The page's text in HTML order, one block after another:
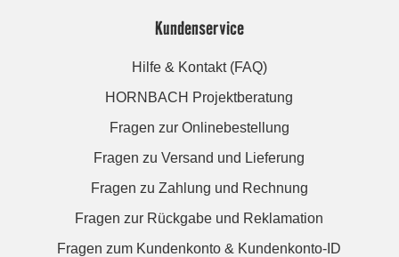
Kundenservice
Hilfe & Kontakt (FAQ)
HORNBACH Projektberatung
Fragen zur Onlinebestellung
Fragen zu Versand und Lieferung
Fragen zu Zahlung und Rechnung
Fragen zur Rückgabe und Reklamation
Fragen zum Kundenkonto & Kundenkonto-ID